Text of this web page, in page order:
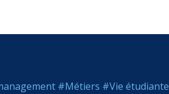
#Métiers #Vie étudiante